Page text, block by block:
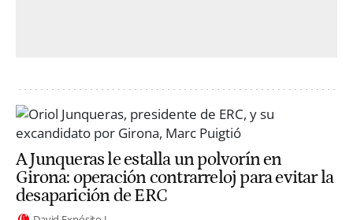
A Junqueras le estalla un polvorín en
Girona: operación contrarreloj para evitar la
desaparición de ERC